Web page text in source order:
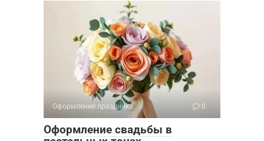
Оформление праздника 0
Оформление свадьбы в